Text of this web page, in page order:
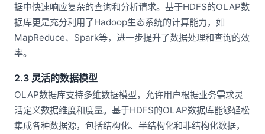
据中快速响应复杂的查询和分析请求。基于HDFS的OLAP数
据库更是充分利用了Hadoop生态系统的计算能力，如
MapReduce、Spark等，进一步提升了数据处理和查询的效
率。
2.3 灵活的数据模型
OLAP数据库支持多维数据模型，允许用户根据业务需求灵
活定义数据维度和度量。基于HDFS的OLAP数据库能够轻松
集成各种数据源，包括结构化、半结构化和非结构化数据，